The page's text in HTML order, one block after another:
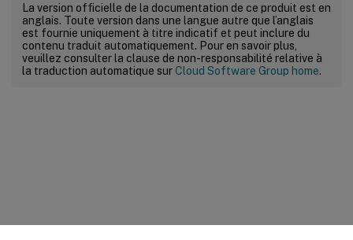
La version officielle de la documentation de ce produit est en
anglais. Toute version dans une langue autre que l’anglais
est fournie uniquement à titre indicatif et peut inclure du
contenu traduit automatiquement. Pour en savoir plus,
veuillez consulter la clause de non-responsabilité relative à
la traduction automatique surCloud Software Group home.